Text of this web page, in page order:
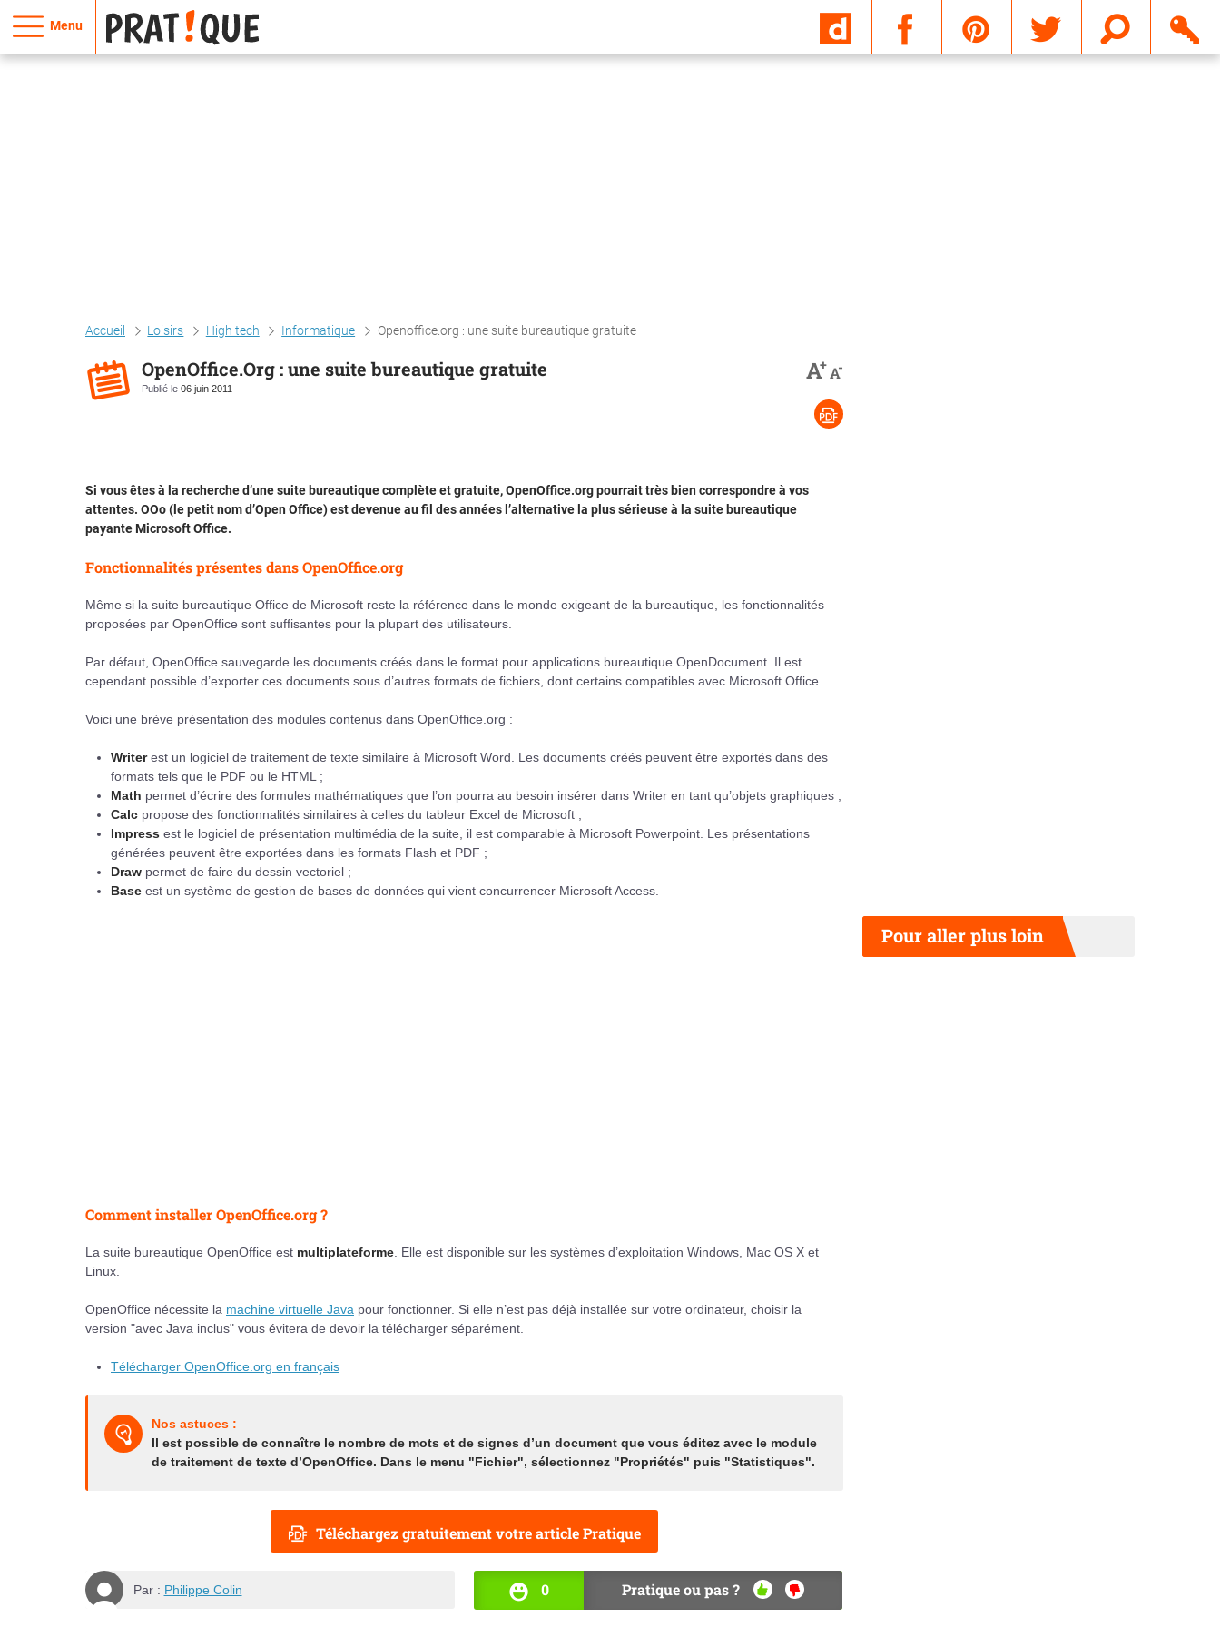
Menu
Accueil Loisirs High tech Informatique Openoffice.org : une suite bureautique gratuite
OpenOffice.Org : une suite bureautique gratuite
Publié le 06 juin 2011
A+A-
Si vous êtes à la recherche d’une suite bureautique complète et gratuite, OpenOffice.org pourrait très bien correspondre à vos
attentes. OOo (le petit nom d’Open Office) est devenue au fil des années l’alternative la plus sérieuse à la suite bureautique
payante Microsoft Office.
Fonctionnalités présentes dans OpenOffice.org
Même si la suite bureautique Office de Microsoft reste la référence dans le monde exigeant de la bureautique, les fonctionnalités
proposées par OpenOffice sont suffisantes pour la plupart des utilisateurs.
Par défaut, OpenOffice sauvegarde les documents créés dans le format pour applications bureautique OpenDocument. Il est
cependant possible d’exporter ces documents sous d’autres formats de fichiers, dont certains compatibles avec Microsoft Office.
Voici une brève présentation des modules contenus dans OpenOffice.org :
Writerest un logiciel de traitement de texte similaire à Microsoft Word. Les documents créés peuvent être exportés dans des
formats tels que le PDF ou le HTML ;
Math permet d’écrire des formules mathématiques que l’on pourra au besoin insérer dans Writer en tant qu’objets graphiques ;
Calc propose des fonctionnalités similaires à celles du tableur Excel de Microsoft ;
Impress est le logiciel de présentation multimédia de la suite, il est comparable à Microsoft Powerpoint. Les présentations
générées peuvent être exportées dans les formats Flash et PDF ;
Draw permet de faire du dessin vectoriel ;
Base est un système de gestion de bases de données qui vient concurrencer Microsoft Access.
Comment installer OpenOffice.org ?
La suite bureautique OpenOffice est multiplateforme . Elle est disponible sur les systèmes d’exploitation Windows, Mac OS X et
Linux.
OpenOffice nécessite la machine virtuelle Java pour fonctionner. Si elle n’est pas déjà installée sur votre ordinateur, choisir la
version "avec Java inclus" vous évitera de devoir la télécharger séparément.
Télécharger OpenOffice.org en français
Nos astuces :
Il est possible de connaître le nombre de mots et de signes d’un document que vous éditez avec le module
de traitement de texte d’OpenOffice. Dans le menu "Fichier", sélectionnez "Propriétés" puis "Statistiques".
Téléchargez gratuitement votre article Pratique
Par : Philippe Colin 0 Pratique ou pas ?
OUI NON
Pour aller plus loin